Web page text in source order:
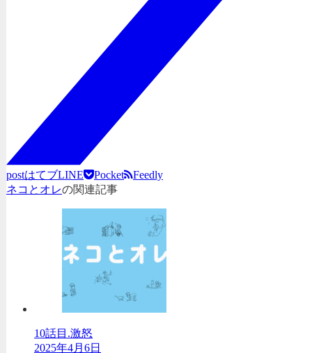
postはてブLINE Pocket
Feedly
ネコとオレの関連記事
10話目.激怒
2025年4月6日